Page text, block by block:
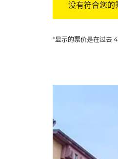
没有符合您的
*显示的票价是在过去